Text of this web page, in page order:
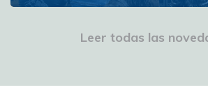
“Los puertos del Río de la Plata en la
Medicina y la atención de la salud”
Leer todas las